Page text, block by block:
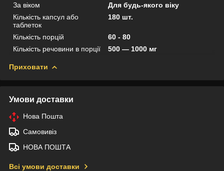
За віком
Для будь-якого віку
Кількість капсул або
таблеток
180 шт.
Кількість порцій
60 - 80
Кількість речовини в порції
500 — 1000 мг
Приховати
Умови доставки
Нова Пошта
Самовивіз
НОВА ПОШТА
Всі умови доставки